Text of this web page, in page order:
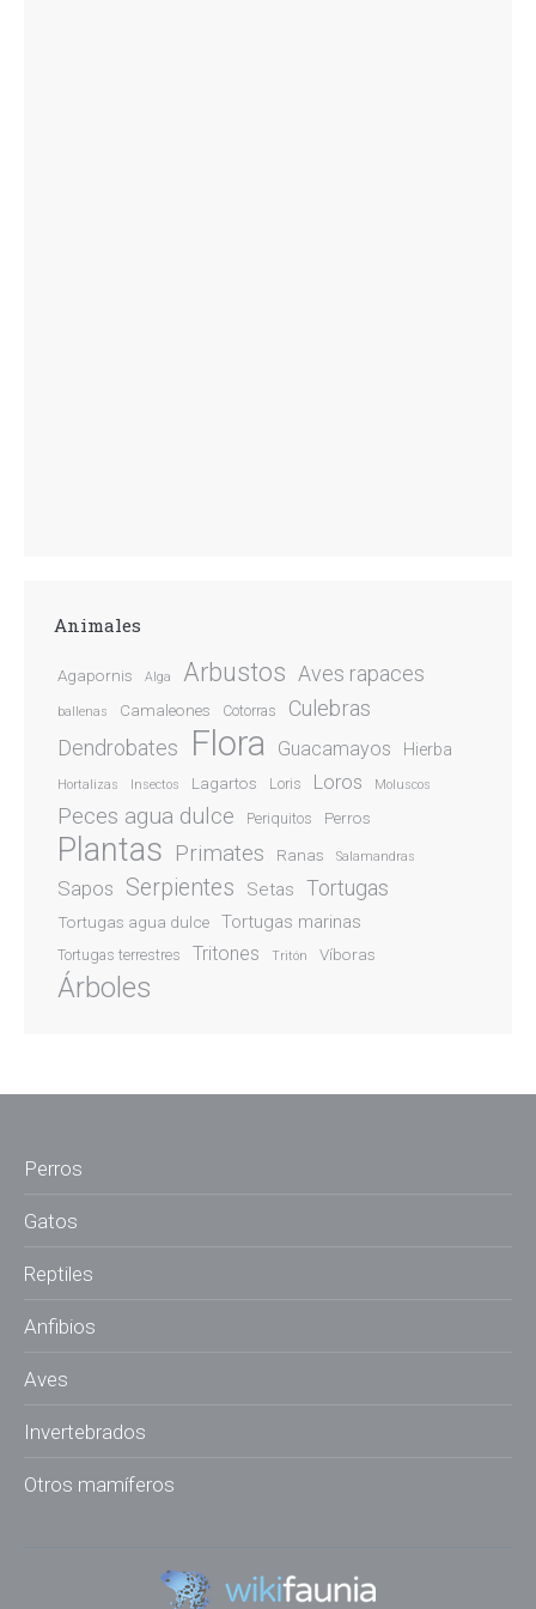
Animales
Agapornis Alga Arbustos Aves rapaces
ballenas Camaleones Cotorras Culebras
Dendrobates Flora Guacamayos Hierba
Hortalizas Insectos Lagartos Loris Loros Moluscos
Peces agua dulce Periquitos Perros
Plantas Primates Ranas Salamandras
Sapos Serpientes Setas Tortugas
Tortugas agua dulce Tortugas marinas
Tortugas terrestres Tritones Tritón Víboras
Árboles
Perros
Gatos
Reptiles
Anfibios
Aves
Invertebrados
Otros mamíferos